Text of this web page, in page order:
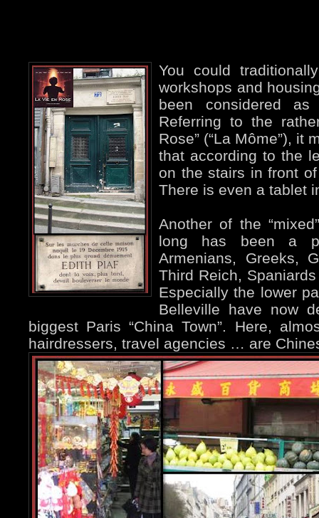
You could
workshops and
been considered
Referring to the
Rose” (“La Môme”), it
that according to the
on the stairs in front
There is even a tablet
Another of the
long has been a
Armenians, Greeks,
Third Reich,
Especially the lower
Belleville have now
biggest Paris “China Town”. Here,
hairdressers, travel agencies … are